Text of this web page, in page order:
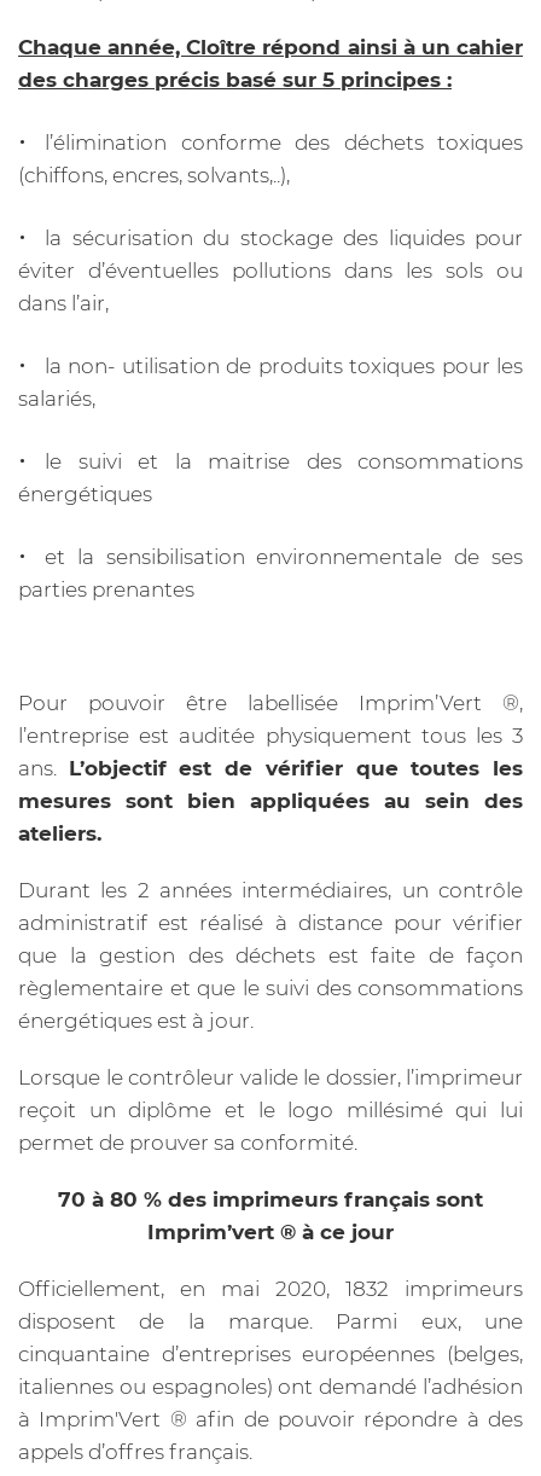
Chaque année, Cloître répond ainsi à un cahier
des charges précis basé sur 5 principes :
l’élimination conforme des déchets toxiques
(chiffons, encres, solvants,..),
la sécurisation du stockage des liquides pour
éviter d’éventuelles pollutions dans les sols ou
dans l’air,
la non- utilisation de produits toxiques pour les
salariés,
le suivi et la maitrise des consommations
énergétiques
et la sensibilisation environnementale de ses
parties prenantes
Pour pouvoir être labellisée Imprim’Vert ®️,
l’entreprise est auditée physiquement tous les 3
ans. L’objectif est de vérifier que toutes les
mesures sont bien appliquées au sein des
ateliers.
Durant les 2 années intermédiaires, un contrôle
administratif est réalisé à distance pour vérifier
que la gestion des déchets est faite de façon
règlementaire et que le suivi des consommations
énergétiques est à jour.
Lorsque le contrôleur valide le dossier, l’imprimeur
reçoit un diplôme et le logo millésimé qui lui
permet de prouver sa conformité.
70 à 80 % des imprimeurs français sont
Imprim’vert ® à ce jour
Officiellement, en mai 2020, 1832 imprimeurs
disposent de la marque. Parmi eux, une
cinquantaine d’entreprises européennes (belges,
italiennes ou espagnoles) ont demandé l’adhésion
à Imprim'Vert ® afin de pouvoir répondre à des
appels d’offres français.